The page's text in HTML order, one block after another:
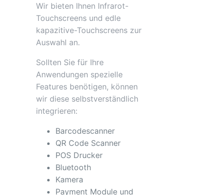
Wir bieten Ihnen Infrarot-
Touchscreens und edle
kapazitive-Touchscreens zur
Auswahl an.
Sollten Sie für Ihre
Anwendungen spezielle
Features benötigen, können
wir diese selbstverständlich
integrieren:
Barcodescanner
QR Code Scanner
POS Drucker
Bluetooth
Kamera
Payment Module und